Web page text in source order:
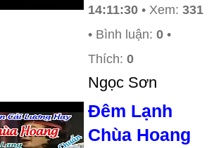
14:11:30 • Xem: 331
• Bình luận: 0 •
Thích: 0
Ngọc Sơn
Đêm Lạnh
Chùa Hoang